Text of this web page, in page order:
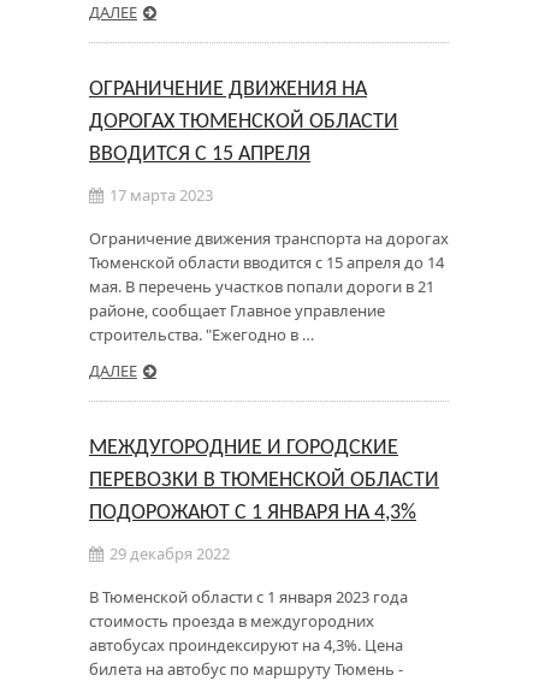
ДАЛЕЕ
ОГРАНИЧЕНИЕ ДВИЖЕНИЯ НА
ДОРОГАХ ТЮМЕНСКОЙ ОБЛАСТИ
ВВОДИТСЯ С 15 АПРЕЛЯ
17 марта 2023
Ограничение движения транспорта на дорогах
Тюменской области вводится с 15 апреля до 14
мая. В перечень участков попали дороги в 21
районе, сообщает Главное управление
строительства. "Ежегодно в …
ДАЛЕЕ
МЕЖДУГОРОДНИЕ И ГОРОДСКИЕ
ПЕРЕВОЗКИ В ТЮМЕНСКОЙ ОБЛАСТИ
ПОДОРОЖАЮТ С 1 ЯНВАРЯ НА 4,3%
29 декабря 2022
В Тюменской области с 1 января 2023 года
стоимость проезда в междугородних
автобусах проиндексируют на 4,3%. Цена
билета на автобус по маршруту Тюмень -